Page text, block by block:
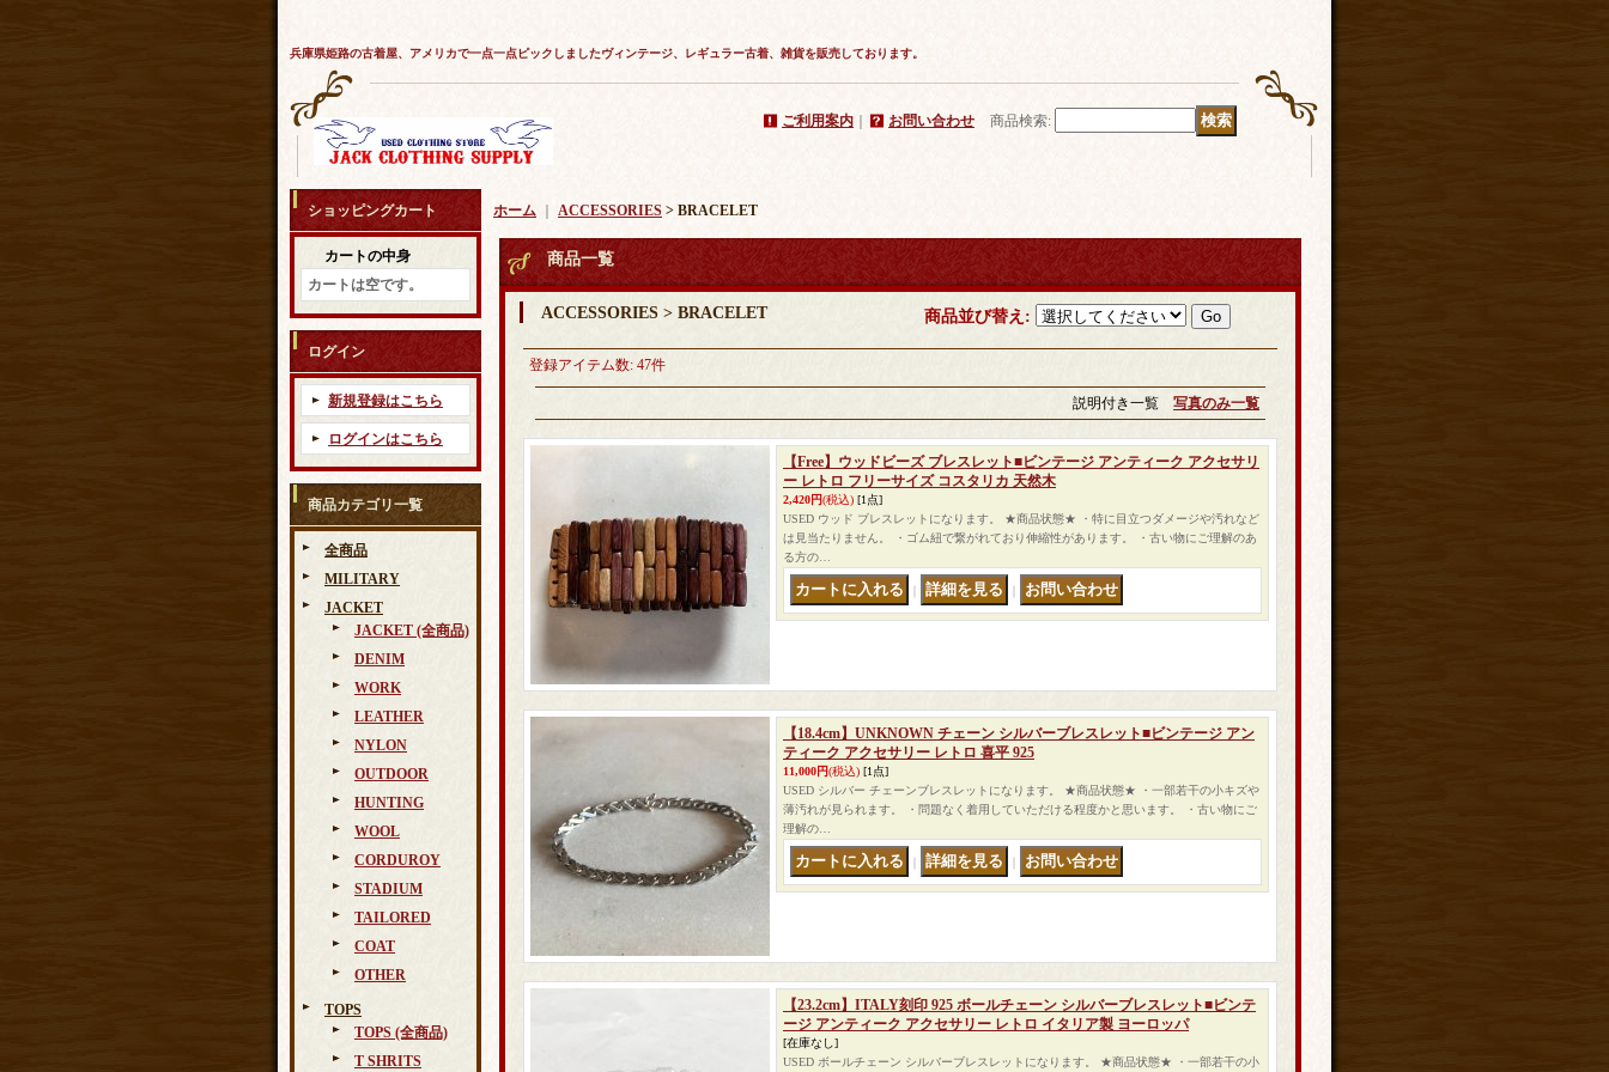
兵庫県姫路の古着屋、アメリカで一点一点ピックしましたヴィンテージ、レギュラー古着、雑貨を販売しております。
ご利用案内 お問い合わせ 商品検索:
ショッピングカート
カートの中身
カートは空です。
ログイン
新規登録はこちら
ログインはこちら
商品カテゴリ一覧
全商品
MILITARY
JACKET
JACKET (全商品)
DENIM
WORK
LEATHER
NYLON
OUTDOOR
HUNTING
WOOL
CORDUROY
STADIUM
TAILORED
COAT
OTHER
TOPS
TOPS (全商品)
T SHRITS
ホーム ACCESSORIES > BRACELET
商品一覧
ACCESSORIES > BRACELET 商品並び替え :
登録アイテム数: 47件
説明付き一覧 写真のみ一覧
【Free】ウッドビーズ ブレスレット■ビンテージ アンティーク アクセサリ
ー レトロ フリーサイズ コスタリカ 天然木
2,420円(税込) [1点]
USED ウッド ブレスレットになります。 ★商品状態★ ・特に目立つダメージや汚れなど
は見当たりません。 ・ゴム紐で繋がれており伸縮性があります。 ・古い物にご理解のあ
る方の…
【18.4cm】UNKNOWN チェーン シルバーブレスレット■ビンテージ アン
ティーク アクセサリー レトロ 喜平 925
11,000円(税込) [1点]
USED シルバー チェーンブレスレットになります。 ★商品状態★ ・一部若干の小キズや
薄汚れが見られます。 ・問題なく着用していただける程度かと思います。 ・古い物にご
理解の…
【23.2cm】ITALY刻印 925 ボールチェーン シルバーブレスレット■ビンテ
ージ アンティーク アクセサリー レトロ イタリア製 ヨーロッパ
[在庫なし]
USED ボールチェーン シルバーブレスレットになります。 ★商品状態★ ・一部若干の小